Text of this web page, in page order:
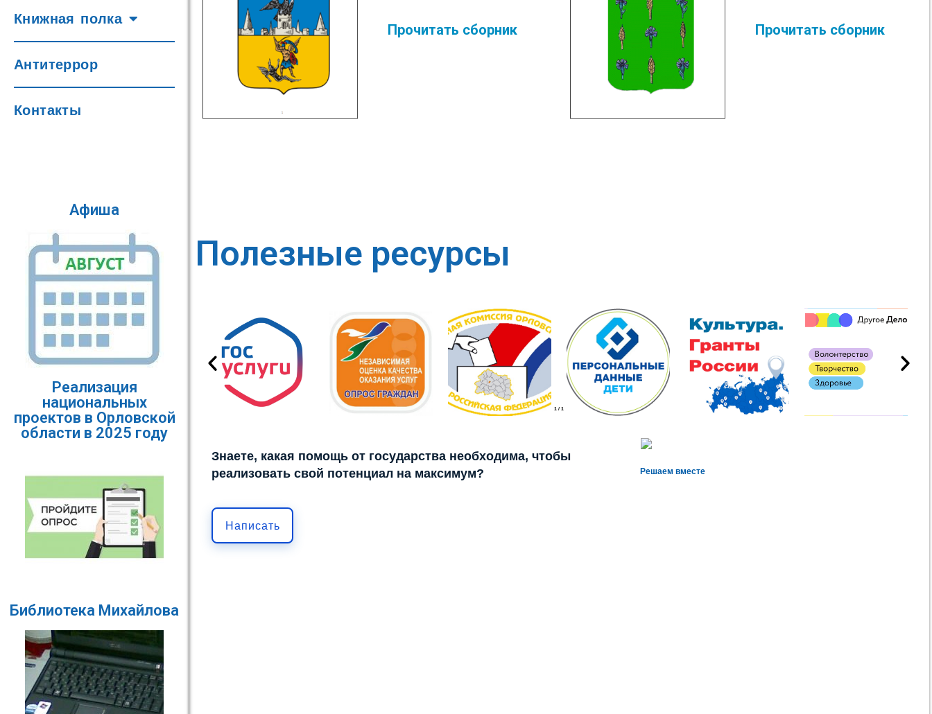
Книжная полка
Антитеррор
Контакты
Афиша
Реализация
национальных
проектов в Орловской
области в 2025 году
Библиотека Михайлова
Прочитать сборник Прочитать сборник
Полезные ресурсы
1 / 1
Решаем вместе
Знаете, какая помощь от государства необходима, чтобы
реализовать свой потенциал на максимум?
Написать